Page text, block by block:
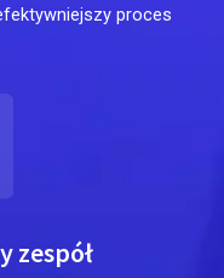
proces
zespół